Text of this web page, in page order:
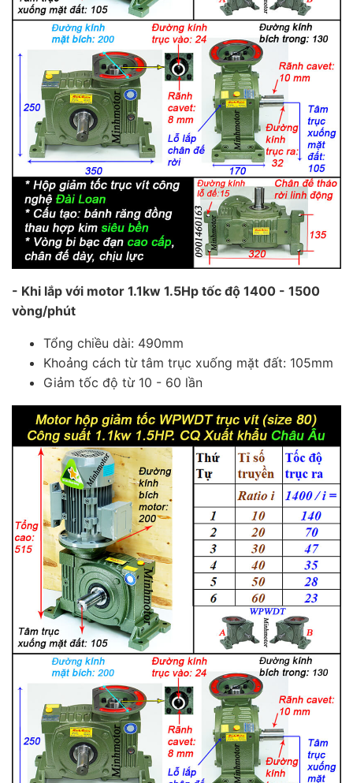
- Khi lắp với motor 1.1kw 1.5Hp tốc độ 1400 - 1500
vòng/phút
Tổng chiều dài: 490mm
Khoảng cách từ tâm trục xuống mặt đất: 105mm
Giảm tốc độ từ 10 - 60 lần